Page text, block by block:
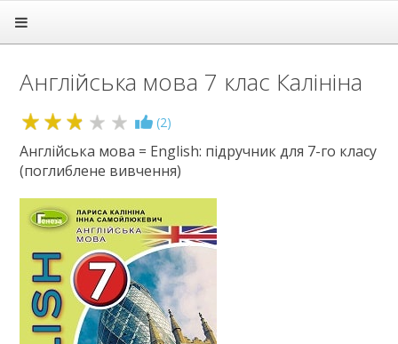
Підручники
1 клас
3 клас
4 клас
5 клас
6 клас
7 клас
Алгебра
Англійська мова
Біологія
Всесвітня історія
Географія
Геометрія
Англійська мова 7 клас Калініна
2.8 (2)
Англійська мова = English: підручник для 7-го класу
(поглиблене вивчення)